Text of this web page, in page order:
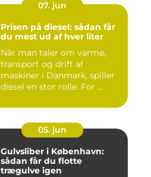
07. jun
Prisen på diesel: sådan får
du mest ud af hver liter
Når man taler om varme,
transport og drift af
maskiner i Danmark, spiller
diesel en stor rolle. For ...
05. jun
Gulvsliber i København:
sådan får du flotte
trægulve igen